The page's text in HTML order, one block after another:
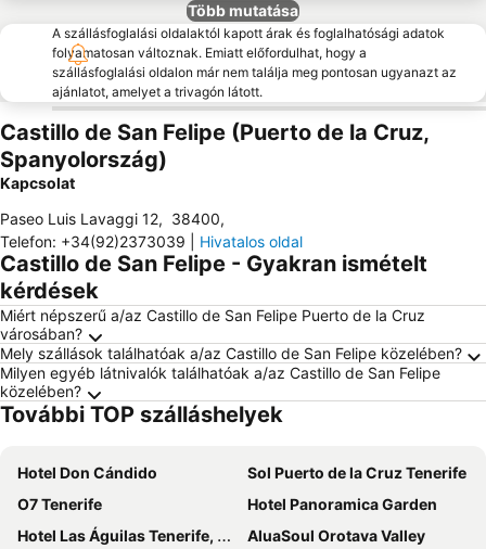
Több mutatása
A szállásfoglalási oldalaktól kapott árak és foglalhatósági adatok
folyamatosan változnak. Emiatt előfordulhat, hogy a
szállásfoglalási oldalon már nem találja meg pontosan ugyanazt az
ajánlatot, amelyet a trivagón látott.
Castillo de San Felipe (Puerto de la Cruz,
Spanyolország)
Kapcsolat
Paseo Luis Lavaggi 12, 38400,
Telefon: +34(92)2373039 Hivatalos oldal
Castillo de San Felipe - Gyakran ismételt
kérdések
Miért népszerű a/az Castillo de San Felipe Puerto de la Cruz
városában?
Mely szállások találhatóak a/az Castillo de San Felipe közelében?
Milyen egyéb látnivalók találhatóak a/az Castillo de San Felipe
közelében?
További TOP szálláshelyek
Hotel Don Cándido
Sol Puerto de la Cruz Tenerife
O7 Tenerife
Hotel Panoramica Garden
Hotel Las Águilas Tenerife, by Meliá
AluaSoul Orotava Valley